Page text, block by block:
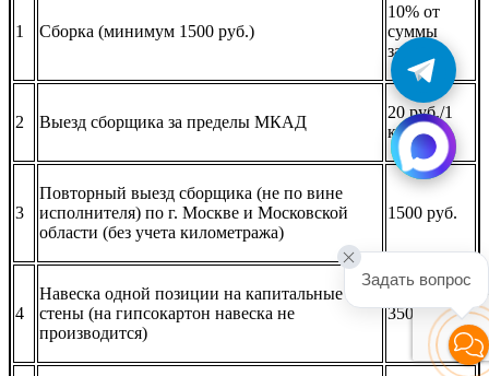
1 Сборка (минимум 1500 руб.)
10% от
суммы
заказа
2 Выезд сборщика за пределы МКАД
20 руб./1
км
3
Повторный выезд сборщика (не по вине
исполнителя) по г. Москве и Московской
области (без учета километража)
1500 руб.
4
Навеска одной позиции на капитальные
стены (на гипсокартон навеска не
производится)
350 руб.
Задать вопрос